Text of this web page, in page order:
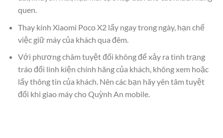
quen.
Thay kính Xiaomi Poco X2 lấy ngay trong ngày, hạn chế
việc giữ máy của khách qua đêm.
Với phương châm tuyệt đối không để xảy ra tình trạng
tráo đổi linh kiện chính hãng của khách, không xem hoặc
lấy thông tin của khách. Nên các bạn hãy yên tâm tuyệt
đối khi giao máy cho Quỳnh An mobile.